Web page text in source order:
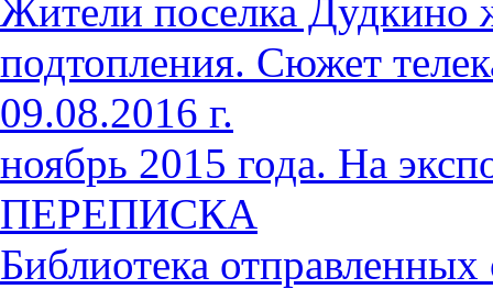
Жители поселка Дудкино
подтопления. Сюжет
09.08.2016 г.
ноябрь 2015 года. На
ПЕРЕПИСКА
Библиотека